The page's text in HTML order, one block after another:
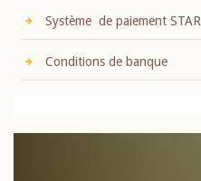
Système de paiement STAR
Conditions de banque